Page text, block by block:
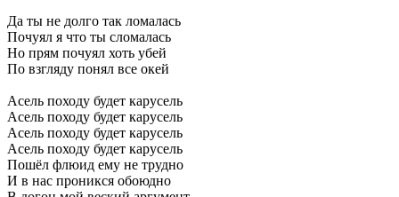
Да ты не долго так ломалась
Почуял я что ты сломалась
Но прям почуял хоть убей
По взгляду понял все окей
Асель походу будет карусель
Асель походу будет карусель
Асель походу будет карусель
Асель походу будет карусель
Пошёл флюид ему не трудно
И в нас проникся обоюдно